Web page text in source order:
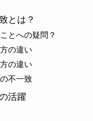
とは？
とへの疑問？
の違い
の違い
不一致
活躍